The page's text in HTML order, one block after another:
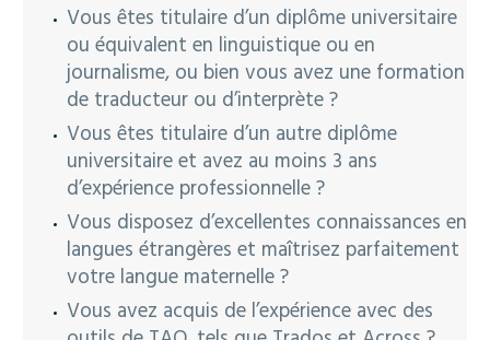
Vous êtes titulaire d’un diplôme universitaire
ou équivalent en linguistique ou en
journalisme, ou bien vous avez une formation
de traducteur ou d’interprète ?
Vous êtes titulaire d’un autre diplôme
universitaire et avez au moins 3 ans
d’expérience professionnelle ?
Vous disposez d’excellentes connaissances en
langues étrangères et maîtrisez parfaitement
votre langue maternelle ?
Vous avez acquis de l’expérience avec des